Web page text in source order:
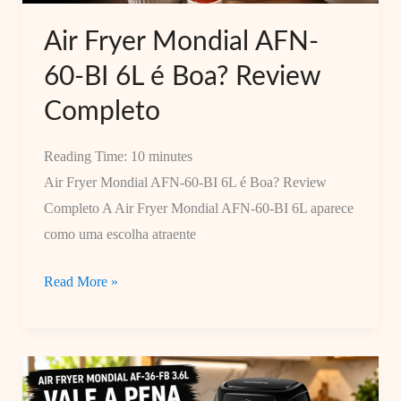
Completo
Air Fryer Mondial AFN-
60-BI 6L é Boa? Review
Completo
Reading Time: 10 minutes
Air Fryer Mondial AFN-60-BI 6L é Boa? Review
Completo A Air Fryer Mondial AFN-60-BI 6L aparece
como uma escolha atraente
Air
AFN-
60-
Read More »